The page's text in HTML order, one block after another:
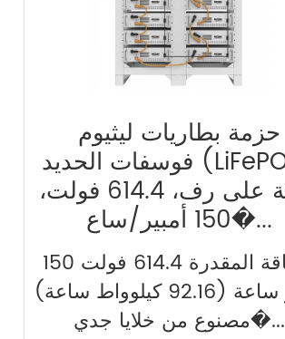
حزمة بطاريات ليثيوم
فوسفات الحديد (LiFePO4)
مثبتة على رف، 614.4 فولت،
150 أمبير/ساع�...
الطاقة المقدرة 614.4 فولت 150
أمبير ساعة (92.16 كيلوواط ساعة)
مصنوع من خلايا جدي�...